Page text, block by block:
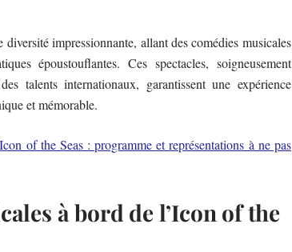
diversité impressionnante, allant des comédies musicales
époustouflantes. Ces spectacles, soigneusement
talents internationaux, garantissent une expérience
et mémorable.
of the Seas : programme et représentations à ne pas
à bord de l’Icon of the